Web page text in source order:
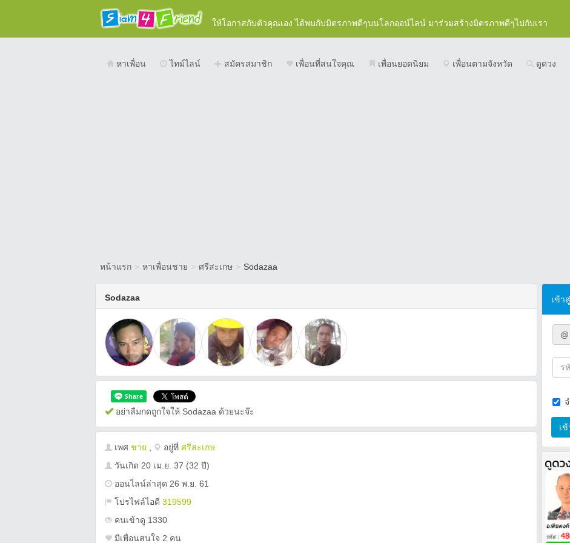
ให้โอกาสกับตัวคุณเอง ได้พบกับมิตรภาพดีๆบนโลกออน์ไลน์ มาร่วมสร้างมิตรภาพดีๆไปกับเรา
หาเพื่อน ไทม์ไลน์ สมัครสมาชิก เพื่อนที่สนใจคุณ เพื่อนยอดนิยม เพื่อนตามจังหวัด ดูดวง
หน้าแรก > หาเพื่อนชาย > ศรีสะเกษ > Sodazaa
Sodazaa
อย่าลืมกดถูกใจให้ Sodazaa ด้วยนะจ๊ะ
เพศ ชาย อยู่ที่ ศรีสะเกษ
วันเกิด 20 เม.ย. 37 (32 ปี)
ออนไลน์ล่าสุด 26 พ.ย. 61
โปรไฟล์ไอดี 319599
คนเข้าดู 1330
มีเพื่อนสนใจ 2 คน
เข้า
@
เ